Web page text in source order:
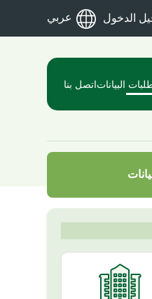
الدخول عربي
البياناتاتصل بنا